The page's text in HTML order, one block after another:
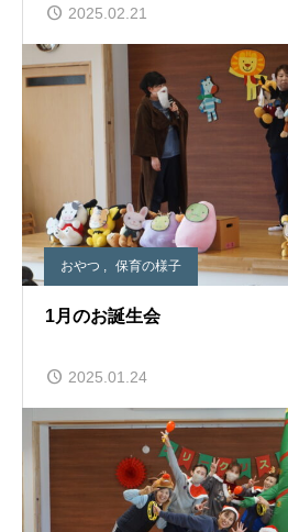
2025.02.21
おやつ , 保育の様子
1月のお誕生会
2025.01.24